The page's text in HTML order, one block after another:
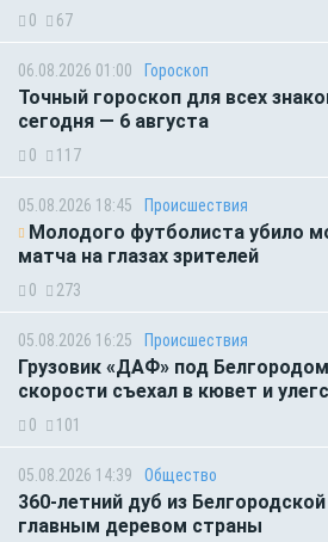
0 67
06.08.2026 01:00 Гороскоп
Точный гороскоп для всех
сегодня — 6 августа
0 117
05.08.2026 18:45 Происшествия
Молодого футболиста убило
матча на глазах зрителей
0 273
05.08.2026 16:25 Происшествия
Грузовик «ДАФ» под
скорости съехал в кювет и
0 101
05.08.2026 14:39 Общество
360-летний дуб из
главным деревом страны